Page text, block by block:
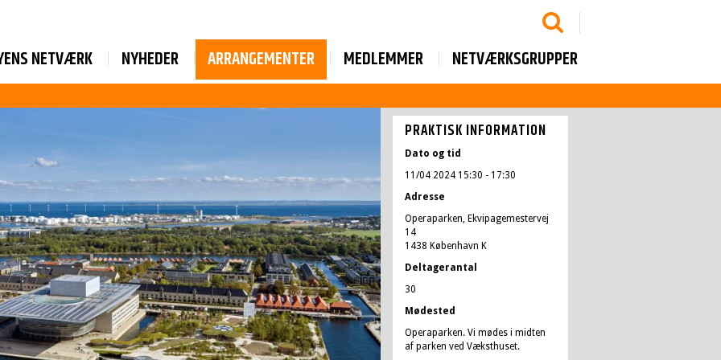
NETVÆRK NYHEDER ARRANGEMENTER MEDLEMMER NETVÆRKSGRUPPER
PRAKTISK INFORMATION
Dato og tid
11/04 2024 15:30 - 17:30
Adresse
Operaparken, Ekvipagemestervej
14
1438 København K
Deltagerantal
30
Mødested
Operaparken. Vi mødes i midten
af parken ved Væksthuset.